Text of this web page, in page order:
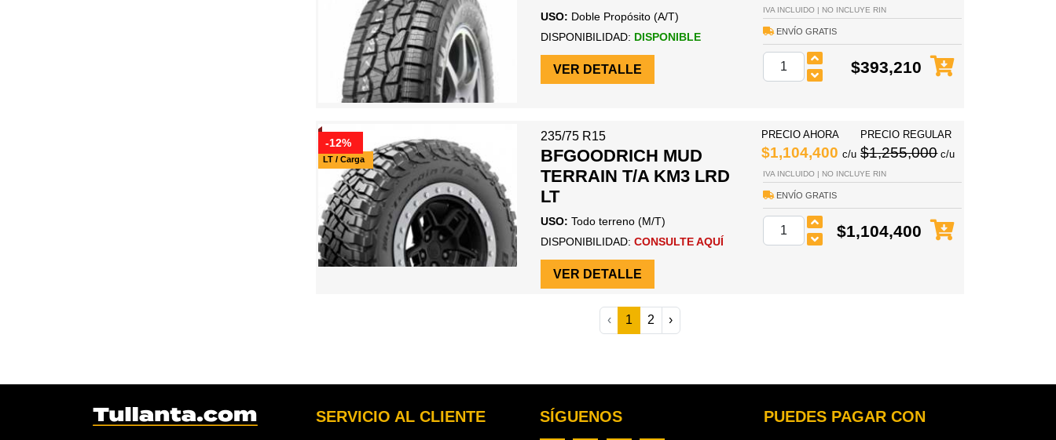
USO: Doble Propósito (A/T)
DISPONIBILIDAD: DISPONIBLE
VER DETALLE
IVA INCLUIDO | NO INCLUYE RIN
ENVÍO GRATIS
$393,210
LT / Carga
-12%
235/75 R15
BFGOODRICH MUD
TERRAIN T/A KM3 LRD
LT
USO: Todo terreno (M/T)
DISPONIBILIDAD: CONSULTE AQUÍ
VER DETALLE
PRECIO AHORA
$1,104,400 c/u
PRECIO REGULAR
$1,255,000c/u
IVA INCLUIDO | NO INCLUYE RIN
ENVÍO GRATIS
$1,104,400
‹ 1 2 ›
SERVICIO AL CLIENTE SÍGUENOS PUEDES PAGAR CON